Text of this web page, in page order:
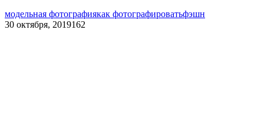
модельная фотографиякак фотографироватьфэшн
30 октября, 2019162